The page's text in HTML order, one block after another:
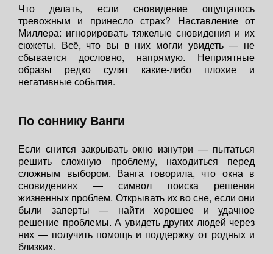
Что делать, если сновидение ощущалось
тревожным и принесло страх? Наставление от
Миллера: игнорировать тяжелые сновидения и их
сюжеты. Всё, что вы в них могли увидеть — не
сбывается дословно, напрямую. Неприятные
образы редко сулят какие-либо плохие и
негативные события.
По соннику Ванги
Если снится закрывать окно изнутри — пытаться
решить сложную проблему, находиться перед
сложным выбором. Ванга говорила, что окна в
сновидениях — символ поиска решения
жизненных проблем. Открывать их во сне, если они
были заперты — найти хорошее и удачное
решение проблемы. А увидеть других людей через
них — получить помощь и поддержку от родных и
близких.